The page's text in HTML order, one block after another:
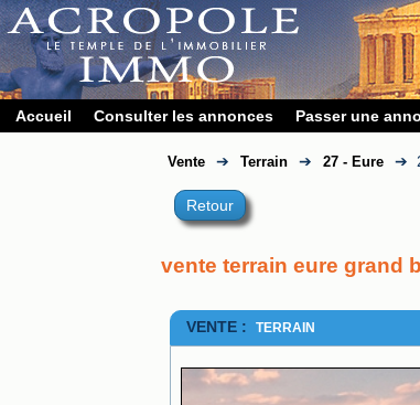
Accueil Consulter les annonces Passer une
Vente ➔ Terrain ➔ 27 - Eure ➔
Retour
vente terrain eure grand
VENTE : TERRAIN